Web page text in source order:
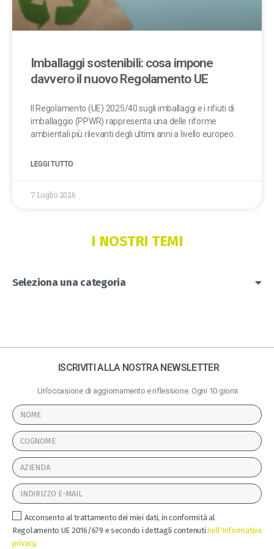
Imballaggi sostenibili: cosa impone
davvero il nuovo Regolamento UE
Il Regolamento (UE) 2025/40 sugli imballaggi e i rifiuti di
imballaggio (PPWR) rappresenta una delle riforme
ambientali più rilevanti degli ultimi anni a livello europeo.
LEGGI TUTTO
7 Luglio 2026
I NOSTRI TEMI
Seleziona una categoria
ISCRIVITI ALLA NOSTRA NEWSLETTER
Un’occasione di aggiornamento e riflessione. Ogni 10 giorni.
Acconsento al trattamento dei miei dati, in conformità al
Regolamento UE 2016/679 e secondo i dettagli contenutinell'Informativa
privacy.